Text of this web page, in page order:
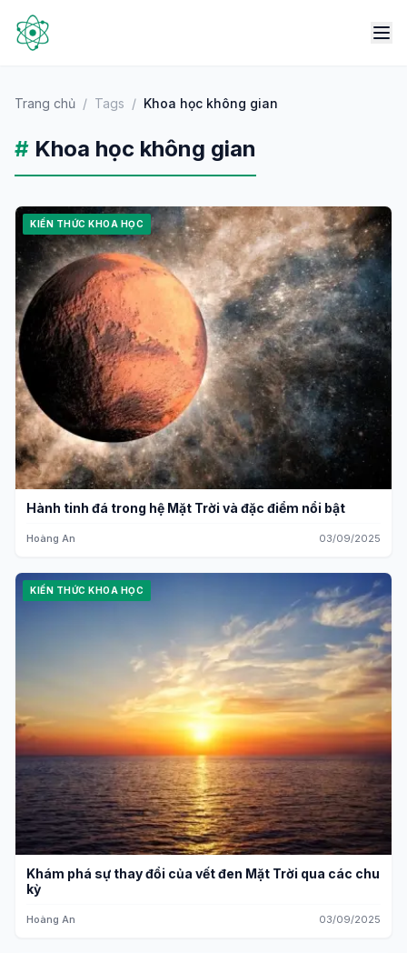
Trang chủ / Tags / Khoa học không gian
# Khoa học không gian
KIẾN THỨC KHOA HỌC
Hành tinh đá trong hệ Mặt Trời và đặc điểm nổi bật
Hoàng An 03/09/2025
KIẾN THỨC KHOA HỌC
Khám phá sự thay đổi của vết đen Mặt Trời qua các chu
kỳ
Hoàng An 03/09/2025